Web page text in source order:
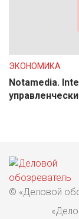
ЭКОНОМИКА
Notamedia.
© «Деловой